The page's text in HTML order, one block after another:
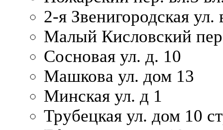
2-я Звенигородская ул.
Малый Кисловский
Сосновая ул. д. 10
Машкова ул. дом 13
Минская ул. д 1
Трубецкая ул. дом 10